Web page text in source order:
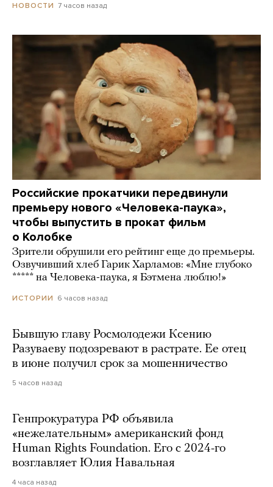
НОВОСТИ 7 часов назад
Российские прокатчики передвинули
премьеру нового «Человека-паука»,
чтобы выпустить в прокат фильм
о Колобке
Зрители обрушили его рейтинг еще до премьеры.
Озвучивший хлеб Гарик Харламов: «Мне глубоко
***** на Человека-паука, я Бэтмена люблю!»
ИСТОРИИ 6 часов назад
Бывшую главу Росмолодежи Ксению
Разуваеву подозревают в растрате. Ее отец
в июне получил срок за мошенничество
5 часов назад
Генпрокуратура РФ объявила
«нежелательным» американский фонд
Human Rights Foundation. Его с 2024-го
возглавляет Юлия Навальная
4 часа назад